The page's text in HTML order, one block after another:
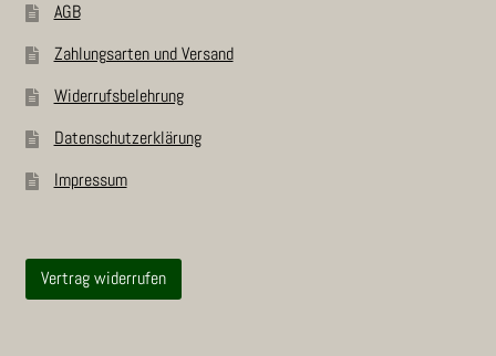
AGB
Zah­lungs­ar­ten und Versand
Wider­rufs­be­leh­rung
Daten­schutz­er­klä­rung
Impres­sum
Vertrag widerrufen